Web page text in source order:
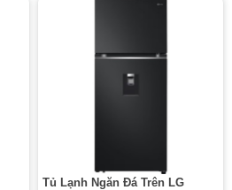
Tủ Lạnh Ngăn Đá Trên LG